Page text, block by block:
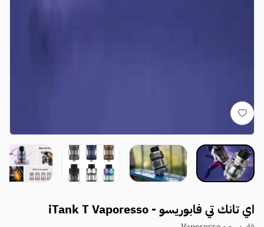
اي تانك تي فابوريسو - iTank T Vaporesso